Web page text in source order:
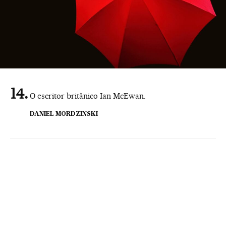
O escritor britânico Ian McEwan.
DANIEL MORDZINSKI